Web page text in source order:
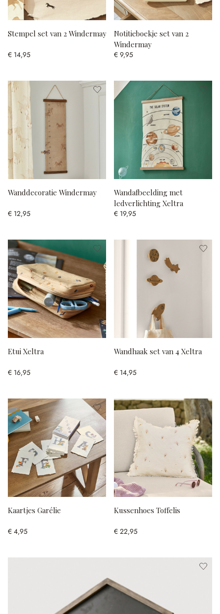
Stempel set van 2 Windermay
€ 14,95
Notitieboekje set van 2
Windermay
€ 9,95
Wanddecoratie Windermay
€ 12,95
Wandafbeelding met
ledverlichting Xeltra
€ 19,95
Etui Xeltra
€ 16,95
Wandhaak set van 4 Xeltra
€ 14,95
Kaartjes Garélie
€ 4,95
Kussenhoes Toffelis
€ 22,95